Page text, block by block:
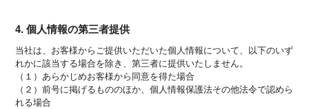
4. 個人情報の第三者提供
当社は、お客様からご提供いただいた個人情報について、以下のいず
れかに該当する場合を除き、第三者に提供いたしません。
（１）あらかじめお客様から同意を得た場合
（２）前号に掲げるもののほか、個人情報保護法その他法令で認めら
れる場合